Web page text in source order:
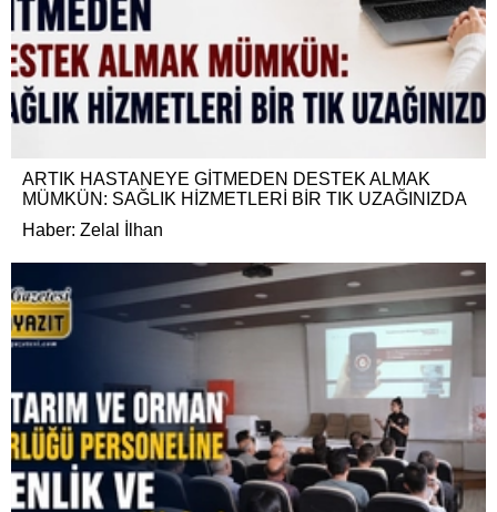
ARTIK HASTANEYE GİTMEDEN DESTEK ALMAK
MÜMKÜN: SAĞLIK HİZMETLERİ BİR TIK UZAĞINIZDA
Haber: Zelal İlhan